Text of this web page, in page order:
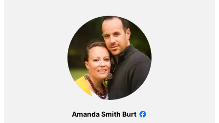
Amanda Smith Burt